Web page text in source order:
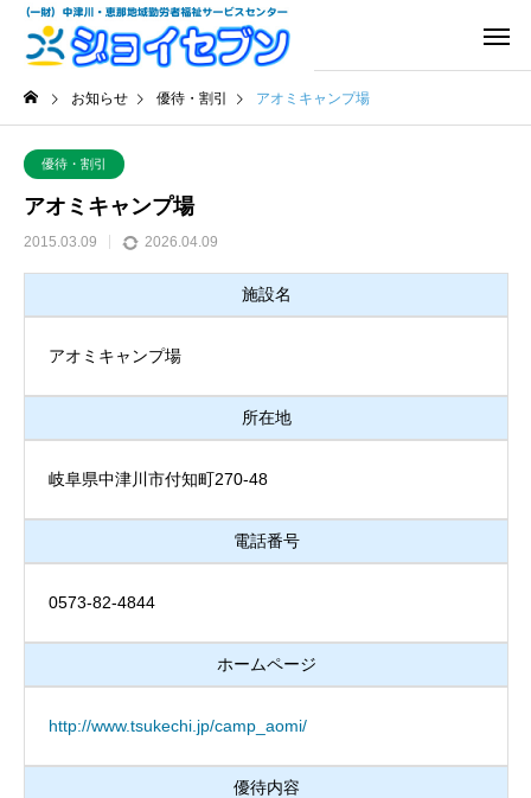
お知らせ 優待・割引 アオミキャンプ場
優待・割引
アオミキャンプ場
2015.03.09 2026.04.09
施設名
アオミキャンプ場
所在地
岐阜県中津川市付知町270-48
電話番号
0573-82-4844
ホームページ
http://www.tsukechi.jp/camp_aomi/
優待内容